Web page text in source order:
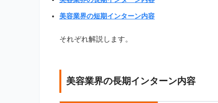
美容業界の短期インターン内容
それぞれ解説します。
美容業界の長期インターン内容